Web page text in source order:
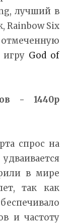
лучший в
Rainbow Six
God of
- 1440p
спрос на
в мире
так как
и частоту